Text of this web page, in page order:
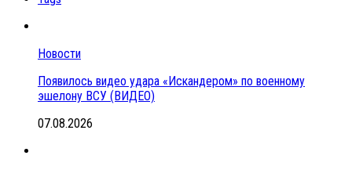
Новости
Появилось видео удара «Искандером» по военному
эшелону ВСУ (ВИДЕО)
07.08.2026